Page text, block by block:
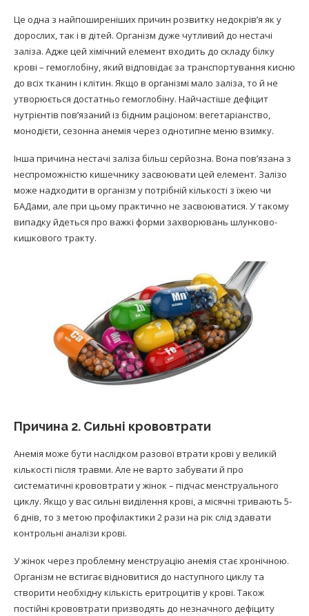
Це одна з найпоширеніших причин розвитку недокрів’я як у
дорослих, так і в дітей. Організм дуже чутливий до нестачі
заліза. Адже цей хімічний елемент входить до складу білку
крові – гемоглобіну, який відповідає за транспортування кисню
до всіх тканин і клітин. Якщо в організмі мало заліза, то й не
утворюється достатньо гемоглобіну. Найчастіше дефіцит
нутрієнтів пов’язаний із бідним раціоном: вегетаріанство,
монодієти, сезонна анемія через однотипне меню взимку.
Інша причина нестачі заліза більш серйозна. Вона пов’язана з
неспроможністю кишечнику засвоювати цей елемент. Залізо
може надходити в організм у потрібній кількості з їжею чи
БАДами, але при цьому практично не засвоюватися. У такому
випадку йдеться про важкі форми захворювань шлунково-
кишкового тракту.
Причина 2. Сильні крововтрати
Анемія може бути наслідком разової втрати крові у великій
кількості після травми. Але не варто забувати й про
систематичні крововтрати у жінок – підчас менструального
циклу. Якщо у вас сильні виділення крові, а місячні тривають 5-
6 днів, то з метою профілактики 2 рази на рік слід здавати
контрольні аналізи крові.
У жінок через проблемну менструацію анемія стає хронічною.
Організм не встигає відновитися до наступного циклу та
створити необхідну кількість еритроцитів у крові. Також
постійні крововтрати призводять до незначного дефіциту